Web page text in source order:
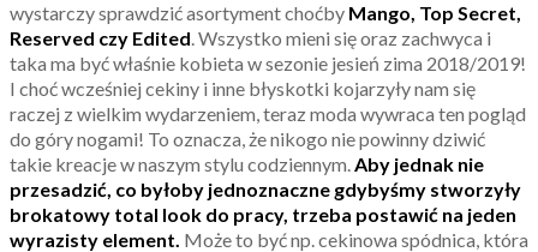
wystarczy sprawdzić asortyment choćby Mango, Top Secret,
Reserved czy Edited. Wszystko mieni się oraz zachwyca i
taka ma być właśnie kobieta w sezonie jesień zima 2018/2019!
I choć wcześniej cekiny i inne błyskotki kojarzyły nam się
raczej z wielkim wydarzeniem, teraz moda wywraca ten pogląd
do góry nogami! To oznacza, że nikogo nie powinny dziwić
takie kreacje w naszym stylu codziennym.Aby jednak nie
przesadzić, co byłoby jednoznaczne gdybyśmy stworzyły
brokatowy total look do pracy, trzeba postawić na jeden
wyrazisty element. Może to być np. cekinowa spódnica, która